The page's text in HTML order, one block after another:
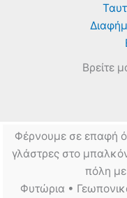
Βρείτε
Φέρνουμε σε επαφή
γλάστρες στο
πόλη
Φυτώρια •